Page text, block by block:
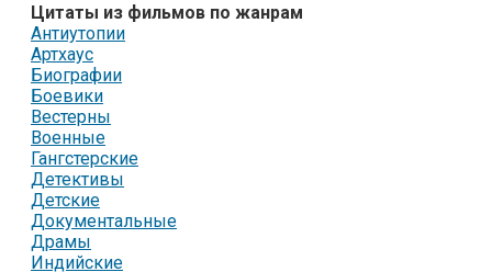
Цитаты из фильмов по жанрам
Антиутопии
Артхаус
Биографии
Боевики
Вестерны
Военные
Гангстерские
Детективы
Детские
Документальные
Драмы
Индийские